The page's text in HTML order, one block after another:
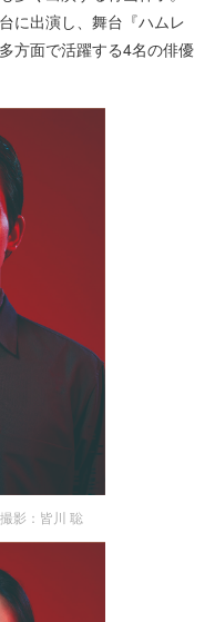
に出演し、舞台『ハムレ
方面で活躍する4名の俳優
皆川 聡